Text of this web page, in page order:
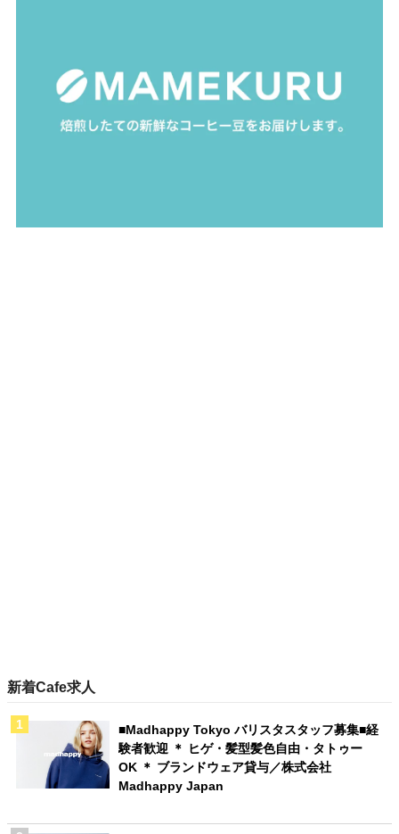
新着Cafe求人
■Madhappy Tokyo バリスタスタッフ募集■経
験者歓迎 ＊ ヒゲ・髪型髪色自由・タトゥー
OK ＊ ブランドウェア貸与／株式会社
Madhappy Japan